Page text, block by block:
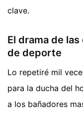
clave.
El drama de
de deporte
Lo repetiré mil
para la ducha del
a los bañadores